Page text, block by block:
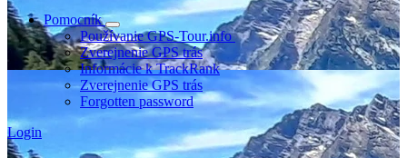
Pomocník
Používanie GPS-Tour.info
Zverejnenie GPS trás
Informácie k TrackRank
Zverejnenie GPS trás
Forgotten password
Login